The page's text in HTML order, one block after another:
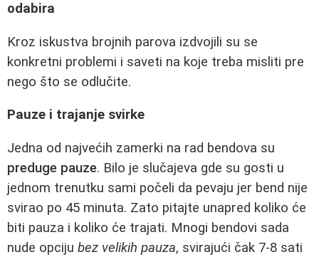
odabira
Kroz iskustva brojnih parova izdvojili su se
konkretni problemi i saveti na koje treba misliti pre
nego što se odlučite.
Pauze i trajanje svirke
Jedna od najvećih zamerki na rad bendova su
preduge pauze. Bilo je slučajeva gde su gosti u
jednom trenutku sami počeli da pevaju jer bend nije
svirao po 45 minuta. Zato pitajte unapred koliko će
biti pauza i koliko će trajati. Mnogi bendovi sada
nude opciju bez velikih pauza, svirajući čak 7-8 sati